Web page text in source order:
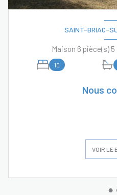
SAINT-BRIAC-
10
Nous
VOIR LE